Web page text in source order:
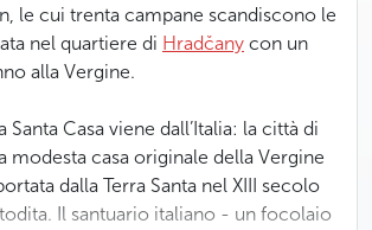
le cui trenta campane scandiscono le
nel quartiere di Hradčany con un
alla Vergine.
Casa viene dall’Italia: la città di
modesta casa originale della Vergine
dalla Terra Santa nel XIII secolo
Il santuario italiano - un focolaio